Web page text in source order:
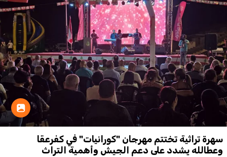
سهرة تراثية تختتم مهرجان "كورانيات" في كفرعقا
وعطالله يشدد على دعم الجيش وأهمية التراث